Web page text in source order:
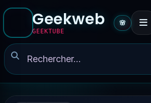
Geekweb
GEEKTUBE
🌸